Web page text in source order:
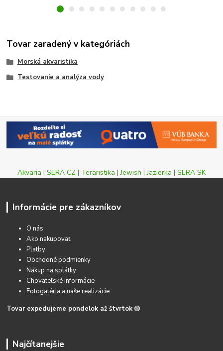
Tovar zaradený v kategóriách
Morská akvaristika
Testovanie a analýza vody
Akvaria | SERA CZ | Teraristika |Jewish |Jazierka | SERA SK
Informácie pre zákazníkov
O nás
Ako nakupovať
Platby
Obchodné podmienky
Nákup na splátky
Chovateľské informácie
Fotogaléria a naše realizácie
Tovar expedujeme pondelok až štvrtok 🟢
Najčítanejšie